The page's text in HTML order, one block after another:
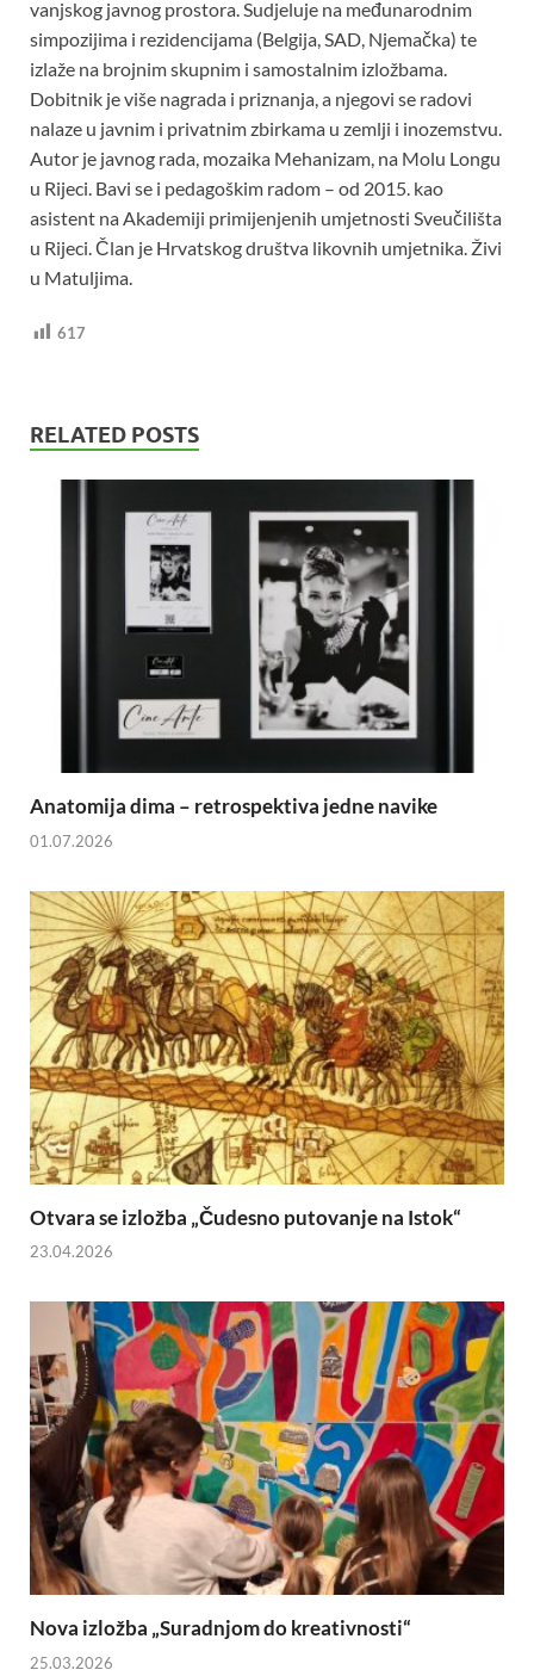
vanjskog javnog prostora. Sudjeluje na međunarodnim
simpozijima i rezidencijama (Belgija, SAD, Njemačka) te
izlaže na brojnim skupnim i samostalnim izložbama.
Dobitnik je više nagrada i priznanja, a njegovi se radovi
nalaze u javnim i privatnim zbirkama u zemlji i inozemstvu.
Autor je javnog rada, mozaika Mehanizam, na Molu Longu
u Rijeci. Bavi se i pedagoškim radom – od 2015. kao
asistent na Akademiji primijenjenih umjetnosti Sveučilišta
u Rijeci. Član je Hrvatskog društva likovnih umjetnika. Živi
u Matuljima.
617
RELATED POSTS
Anatomija dima – retrospektiva jedne navike
01.07.2026
Otvara se izložba „Čudesno putovanje na Istok“
23.04.2026
Nova izložba „Suradnjom do kreativnosti“
25.03.2026